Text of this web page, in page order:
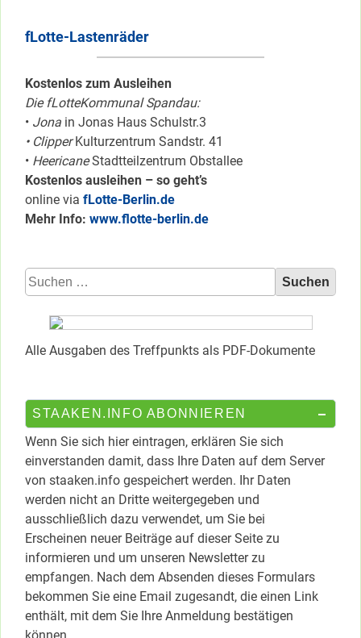
fLotte-Lastenräder
Kostenlos zum Ausleihen
Die fLotteKommunal Spandau:
• Jona in Jonas Haus Schulstr.3
• ClipperKulturzentrum Sandstr. 41
• HeericaneStadtteilzentrum Obstallee
Kostenlos ausleihen – so geht’s
online via fLotte-Berlin.de
Mehr Info: www.flotte-berlin.de
Suchen
nach:
Alle Ausgaben des Treffpunkts als PDF-Dokumente
STAAKEN.INFO ABONNIEREN
Wenn Sie sich hier eintragen, erklären Sie sich
einverstanden damit, dass Ihre Daten auf dem Server
von staaken.info gespeichert werden. Ihr Daten
werden nicht an Dritte weitergegeben und
ausschließlich dazu verwendet, um Sie bei
Erscheinen neuer Beiträge auf dieser Seite zu
informieren und um unseren Newsletter zu
empfangen. Nach dem Absenden dieses Formulars
bekommen Sie eine Email zugesandt, die einen Link
enthält, mit dem Sie Ihre Anmeldung bestätigen